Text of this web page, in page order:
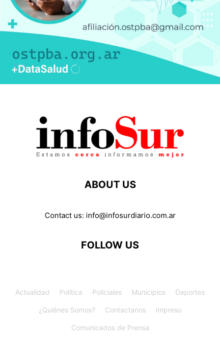
ABOUT US
Contact us: info@infosurdiario.com.ar
FOLLOW US
Actualidad Política Policiales Municipios Deportes
¿Quiénes Somos? Contactanos Impreso
Comunicados de Prensa